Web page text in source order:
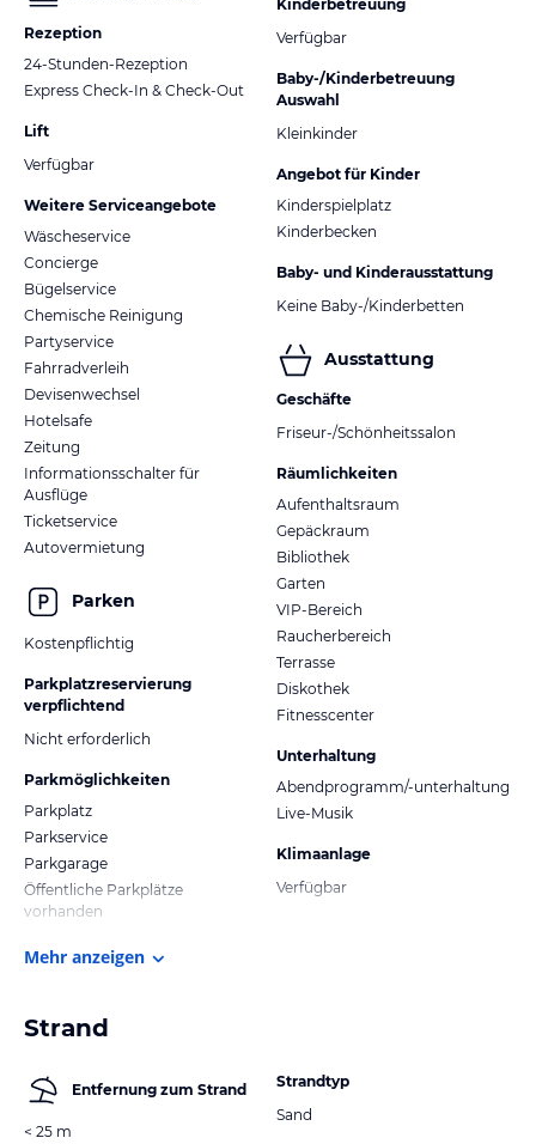
Rezeption
24-Stunden-Rezeption
Express Check-In & Check-Out
Lift
Verfügbar
Weitere Serviceangebote
Wäscheservice
Concierge
Bügelservice
Chemische Reinigung
Partyservice
Fahrradverleih
Devisenwechsel
Hotelsafe
Zeitung
Informationsschalter für
Ausflüge
Ticketservice
Autovermietung
Parken
Kostenpflichtig
Parkplatzreservierung
verpflichtend
Nicht erforderlich
Parkmöglichkeiten
Parkplatz
Parkservice
Parkgarage
Öffentliche Parkplätze
vorhanden
Kinderbetreuung
Verfügbar
Baby-/Kinderbetreuung
Auswahl
Kleinkinder
Angebot für Kinder
Kinderspielplatz
Kinderbecken
Baby- und Kinderausstattung
Keine Baby-/Kinderbetten
Ausstattung
Geschäfte
Friseur-/Schönheitssalon
Räumlichkeiten
Aufenthaltsraum
Gepäckraum
Bibliothek
Garten
VIP-Bereich
Raucherbereich
Terrasse
Diskothek
Fitnesscenter
Unterhaltung
Abendprogramm/-unterhaltung
Live-Musik
Klimaanlage
Verfügbar
Mehr anzeigen
Strand
Entfernung zum Strand
< 25 m
Strandtyp
Sand